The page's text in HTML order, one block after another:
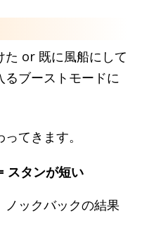
た or 既に風船にして
ブーストモードに
てきます。
スタンが短い
ックバックの結果